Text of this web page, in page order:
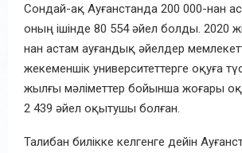
Сондай-ақ Ауғанстанда 200 000-нан
оның ішінде 80 554 әйел болды. 2020
нан астам ауғандық әйелдер
жекеменшік университеттерге оқуға
жылғы мәліметтер бойынша жоғары
2 439 әйел оқытушы болған.
Талибан билікке келгенге дейін